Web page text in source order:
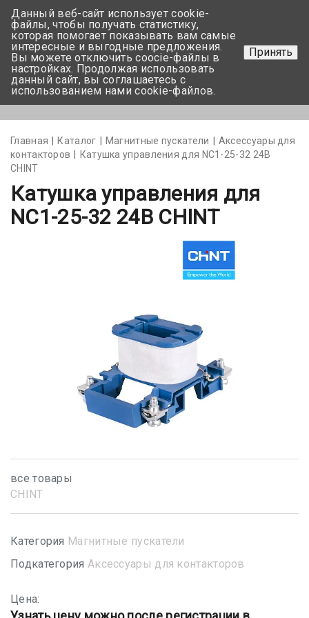
+375 17-350-99-56
+375 44-752-82-08
Задать вопрос
Главная Каталог Магнитные пускатели
Аксессуары для
контакторов
Катушка управления для NC1-25-32 24В
CHINT
Катушка управления для
NC1-25-32 24В CHINT
все товары
CHINT
Категория Магнитные пускатели
Подкатегория Аксессуары для контакторов
Цена:
Данный веб-сайт использует cookie-
файлы, чтобы получать статистику,
которая помогает показывать вам самые
интересные и выгодные предложения.
Вы можете отключить coocie-файлы в
настройках. Продолжая использовать
данный сайт, вы соглашаетесь с
использованием нами cookie-файлов.
Принять